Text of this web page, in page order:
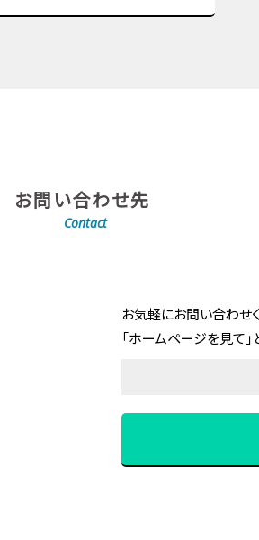
お問い合わせ先
Contact
お気軽にお問い合わせ
「ホームページを見て